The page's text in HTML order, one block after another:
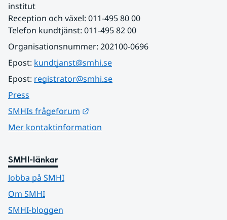
institut
Reception och växel: 011-495 80 00
Telefon kundtjänst: 011-495 82 00
Organisationsnummer: 202100-0696
Epost: kundtjanst@smhi.se
Epost: registrator@smhi.se
Press
SMHIs frågeforum
Mer kontaktinformation
SMHI-länkar
Jobba på SMHI
Om SMHI
SMHI-bloggen